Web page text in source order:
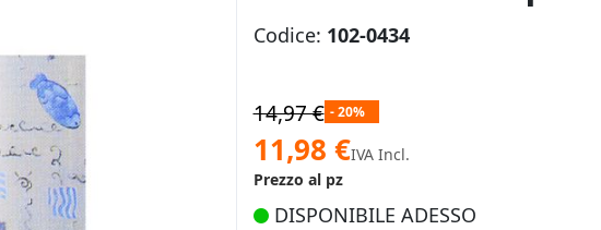
Codice: 102-0434
14,97 € - 20%
Prezzo
speciale
11,98 €IVA Incl.
Prezzo al pz
DISPONIBILE ADESSO